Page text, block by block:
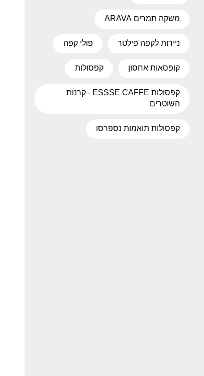
משקה תמרים ARAVA
ניירות לקפה פילטר פולי קפה
קופסאות אחסון קפסולות
קפסולות ESSSE CAFFE - קרנות
השוטרים
קפסולות תואמות נספרסו